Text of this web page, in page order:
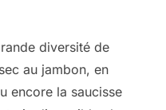
diversité de
au jambon, en
encore la saucisse